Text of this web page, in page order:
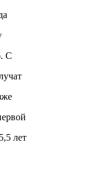
С
лет